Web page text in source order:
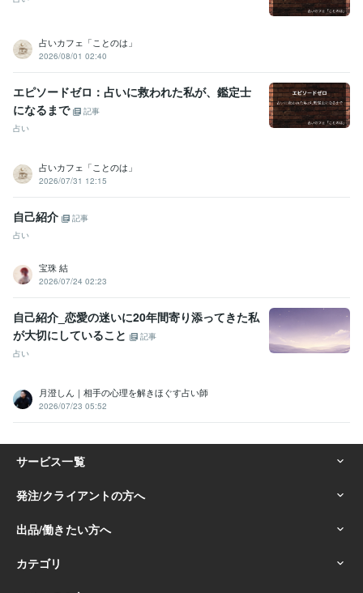
占いカフェ「ことのは」
2026/08/01 02:40
エピソードゼロ：占いに救われた私が、鑑定士
になるまで
記事
占い
占いカフェ「ことのは」
2026/07/31 12:15
自己紹介
記事
占い
宝珠 結
2026/07/24 02:23
自己紹介_恋愛の迷いに20年間寄り添ってきた私
が大切にしていること
記事
占い
月澄しん｜相手の心理を解きほぐす占い師
2026/07/23 05:52